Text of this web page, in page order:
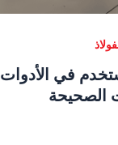
في الأدوات